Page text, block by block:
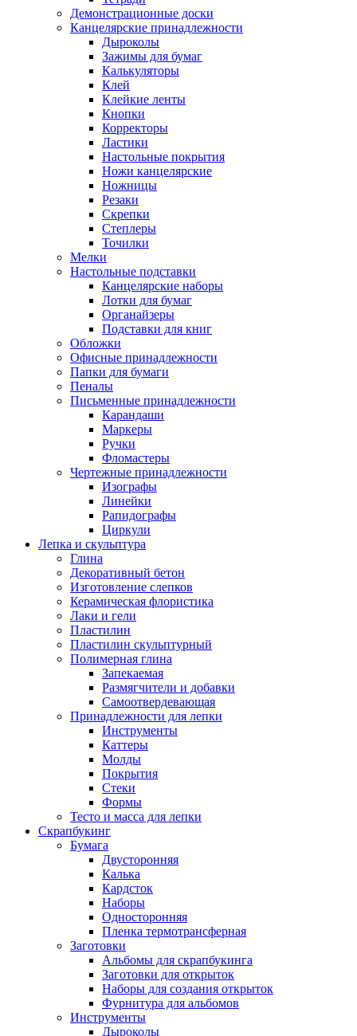
Демонстрационные доски
Канцелярские принадлежности
Дыроколы
Зажимы для бумаг
Калькуляторы
Клей
Клейкие ленты
Кнопки
Корректоры
Ластики
Настольные покрытия
Ножи канцелярские
Ножницы
Резаки
Скрепки
Степлеры
Точилки
Мелки
Настольные подставки
Канцелярские наборы
Лотки для бумаг
Органайзеры
Подставки для книг
Обложки
Офисные принадлежности
Папки для бумаги
Пеналы
Письменные принадлежности
Карандаши
Маркеры
Ручки
Фломастеры
Чертежные принадлежности
Изографы
Линейки
Рапидографы
Циркули
Лепка и скульптура
Глина
Декоративный бетон
Изготовление слепков
Керамическая флористика
Лаки и гели
Пластилин
Пластилин скульптурный
Полимерная глина
Запекаемая
Размягчители и добавки
Самоотвердевающая
Принадлежности для лепки
Инструменты
Каттеры
Молды
Покрытия
Стеки
Формы
Тесто и масса для лепки
Скрапбукинг
Бумага
Двусторонняя
Калька
Кардсток
Наборы
Односторонняя
Пленка термотрансферная
Заготовки
Альбомы для скрапбукинга
Заготовки для открыток
Наборы для создания открыток
Фурнитура для альбомов
Инструменты
Дыроколы